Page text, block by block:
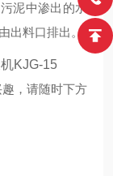
泥中渗出的水
出料口排出。
KJG-15
趣，请随时下方